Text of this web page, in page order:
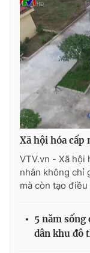
THỜI BÁO VTV
Theo dõi báo trên
Cơ quan chủ quản:
Giấy phép hoạt
cấp ngày 29/12/
Phó Tổng Biên tập:
Nguyễn Trọng Ninh
Xã hội hóa cấp
VTV.vn - Xã hội
nhân không chỉ
mà còn tạo
5 năm
dân khu đô